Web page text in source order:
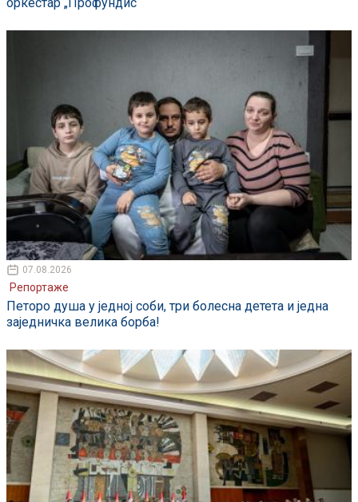
07.08.2026
Репортаже
Петоро душа у једној соби, три болесна детета и једна
заједничка велика борба!